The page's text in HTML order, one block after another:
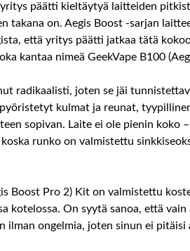
päätti kieltäytyä laitteiden
takana on. Aegis Boost -sarjan
että yritys päätti jatkaa tätä
kantaa nimeä GeekVape B100
radikaalisti, joten se jäi
kulmat ja reunat,
sopivan. Laite ei ole pienin koko
runko on valmistettu
Boost Pro 2) Kit on valmistettu
kotelossa. On syytä sanoa, että
ilman ongelmia, joten sinun ei